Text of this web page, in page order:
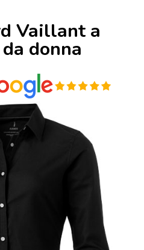
Vaillant a
donna